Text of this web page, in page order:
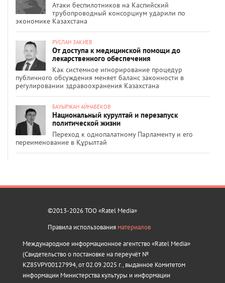
Атаки беспилотников на Каспийский
трубопроводный консорциум ударили по
экономике Казахстана
РУСЛАН ЗАКИЕВ
От доступа к медицинской помощи до
лекарственного обеспечения
Как системное игнорирование процедур
публичного обсуждения меняет баланс законности в
регулировании здравоохранения Казахстана
БАУЫРЖАН АЙНАБЕКОВ
Национальный курултай и перезапуск
политической жизни
Переход к однопалатному Парламенту и его
переименование в Құрылтай
©2013-2026 ТОО «Ratel Media»
Правила использования материалов
Международное информационное агентство «Ratel Media»
(Свидетельство о постановке на переучёт №
KZ85VPY00127994, от 02.09.2025 г., выданное Комитетом
информации Министерства культуры и информации